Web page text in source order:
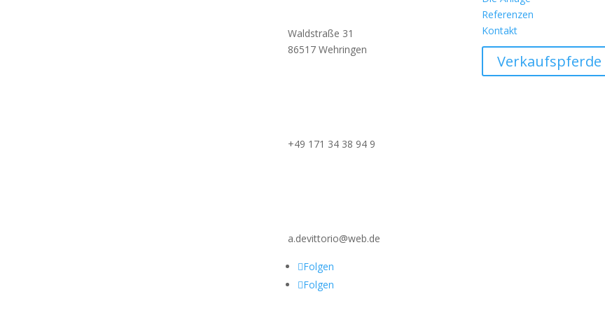
Waldstraße 31
86517 Wehringen
+49 171 34 38 94 9
a.devittorio@web.de
Folgen
Folgen
Referenzen
Kontakt
Verkaufspferde